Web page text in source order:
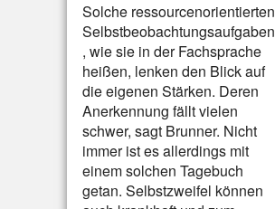
Solche ressourcenorientierten
Selbstbeobachtungsaufgaben
, wie sie in der Fachsprache
heißen, lenken den Blick auf
die eigenen Stärken. Deren
Anerkennung fällt vielen
schwer, sagt Brunner. Nicht
immer ist es allerdings mit
einem solchen Tagebuch
getan. Selbstzweifel können